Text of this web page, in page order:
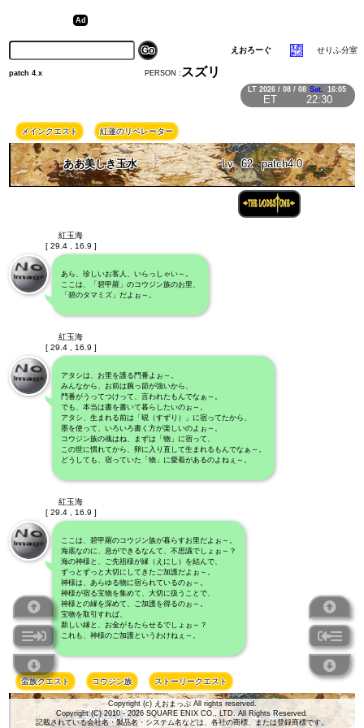
Copyright (c) えおまっぷ All rights reserved.
Copyright (C) 2010 - 2026 SQUARE ENIX CO., LTD. All Rights Reserved.
記載されている会社名・製品名・システム名などは、各社の商標、または登録商標です。
LT 2026 / 08 / 08 Sat. 16:05
ET 22:30
えおろーぐ せりふ分室
PERSON : スズリ
patch 4.x
メインクエスト 紅蓮のリベレーター
ああ美しき玉水 Lv 62 patch4.0
紅玉海
[ 29.4 , 16.9 ]
あら、珍しいお客人、いらっしゃい～。
ここは、「碧甲羅」のコウジン族のお里、
「碧のタマミズ」だよぉ～。
紅玉海
[ 29.4 , 16.9 ]
アタシは、お里を護る門番よぉ～。
みんなから、お前は腕っ節が強いから、
門番がうってつけって、言われたもんでなぁ～。
でも、本当は書を書いて暮らしたいのぉ～。
アタシ、生まれる前は「硯（すずり）」に宿ってたから、
墨を使って、いろいろ書く方が楽しいのよぉ～。
コウジン族の魂はね、まずは「物」に宿って、
この世に慣れてから、卵に入り直して生まれるもんでなぁ～。
どうしても、宿っていた「物」に愛着があるのよねぇ～。
紅玉海
[ 29.4 , 16.9 ]
ここは、碧甲羅のコウジン族が暮らすお里だよぉ～。
海底なのに、息ができるなんて、不思議でしょぉ～？
海の神様と、ご先祖様が縁（えにし）を結んで、
ずっとずっと大切にしてきたご加護だよぉ～。
神様は、あらゆる物に宿られているのぉ～。
神様が宿る宝物を集めて、大切に扱うことで、
神様との縁を深めて、ご加護を得るのぉ～。
宝物を取引すれば、
新しい縁と、お金がもたらせるでしょぉ～？
これも、神様のご加護というわけねぇ～。
蛮族クエスト コウジン族 ストーリークエスト
宝物殿縁起譚 Lv 60